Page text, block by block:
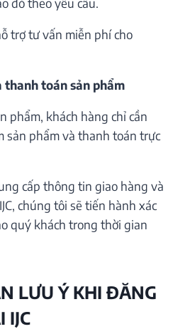
trợ tư vấn miễn phí cho
thanh toán sản phẩm
phẩm, khách hàng chỉ cần
sản phẩm và thanh toán trực
cấp thông tin giao hàng và
chúng tôi sẽ tiến hành xác
quý khách trong thời gian
LƯU Ý KHI ĐĂNG
IJC